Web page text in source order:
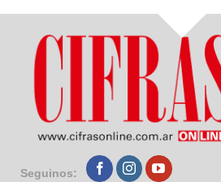
Seguinos: